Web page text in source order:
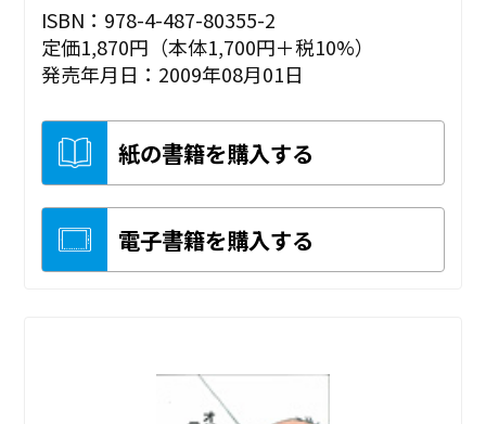
ISBN：978-4-487-80355-2
定価1,870円（本体1,700円＋税10%）
発売年月日：2009年08月01日
紙の書籍を購入する
電子書籍を購入する